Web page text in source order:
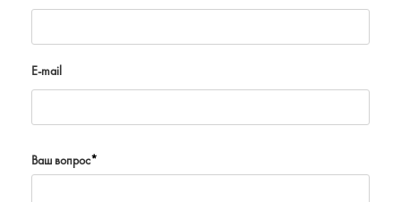
E-mail
Ваш вопрос*